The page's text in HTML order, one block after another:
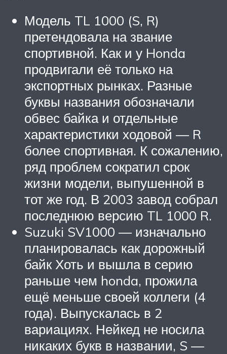
Модель TL 1000 (S, R)
претендовала на звание
спортивной. Как и у Honda
продвигали её только на
экспортных рынках. Разные
буквы названия обозначали
обвес байка и отдельные
характеристики ходовой — R
более спортивная. К сожалению,
ряд проблем сократил срок
жизни модели, выпушенной в
тот же год. В 2003 завод собрал
последнюю версию TL 1000 R.
Suzuki SV1000 — изначально
планировалась как дорожный
байк Хоть и вышла в серию
раньше чем honda, прожила
ещё меньше своей коллеги (4
года). Выпускалась в 2
вариациях. Нейкед не носила
никаких букв в названии, S —